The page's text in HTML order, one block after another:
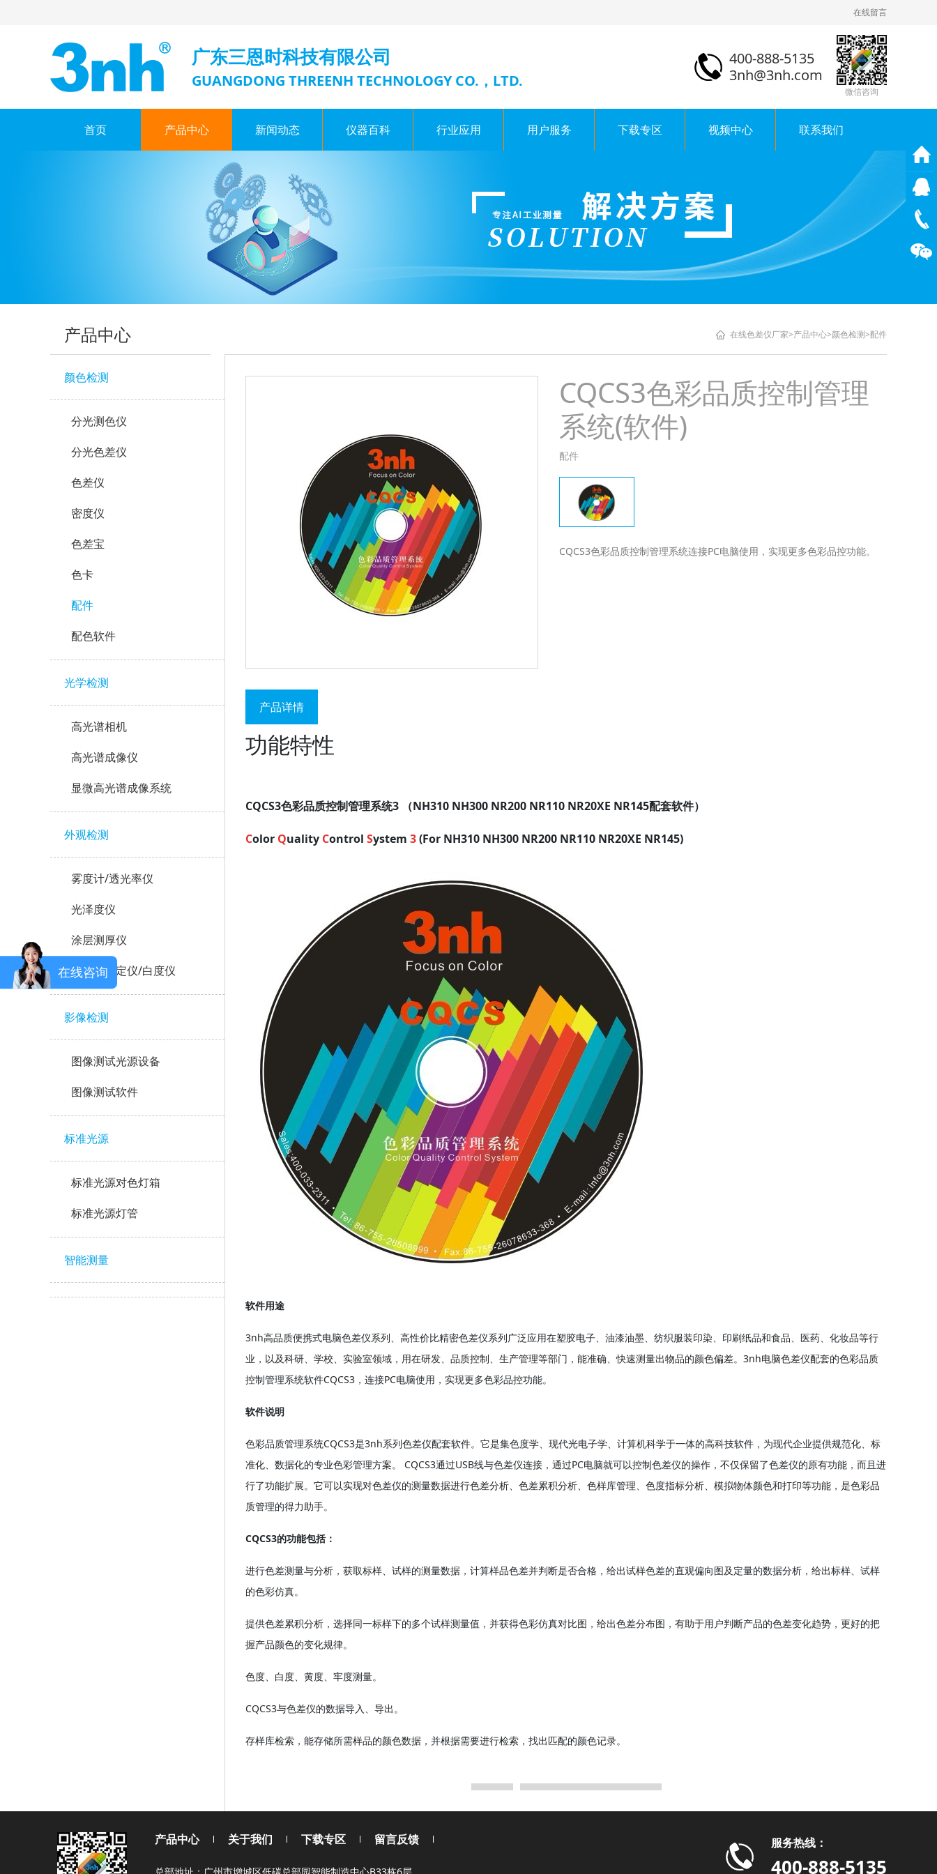
在线留言
广东三恩时科技有限公司
GUANGDONG THREENH TECHNOLOGY CO.，LTD.
微信咨询
400-888-5135
3nh@3nh.com
首页 产品中心 新闻动态 仪器百科 行业应用 用户服务 下载专区 视频中心 联系我们
产品中心
颜色检测
分光测色仪
分光色差仪
色差仪
密度仪
色差宝
色卡
配件
配色软件
光学检测
高光谱相机
高光谱成像仪
显微高光谱成像系统
外观检测
雾度计/透光率仪
光泽度仪
涂层测厚仪
反射率测定仪/白度仪
影像检测
图像测试光源设备
图像测试软件
标准光源
标准光源对色灯箱
标准光源灯管
智能测量
在线色差仪厂家>产品中心>颜色检测>配件
CQCS3色彩品质控制管理
系统(软件)
配件
CQCS3色彩品质控制管理系统连接PC电脑使用，实现更多色彩品控功能。
产品详情
功能特性
CQCS3色彩品质控制管理系统3 （NH310 NH300 NR200 NR110 NR20XE NR145配套软件）
Color Quality Control System 3(For NH310 NH300 NR200 NR110 NR20XE NR145)
软件用途
3nh高品质便携式电脑色差仪系列、高性价比精密色差仪系列广泛应用在塑胶电子、油漆油墨、纺织服装印染、印刷纸品和食品、医药、化妆品等行
业，以及科研、学校、实验室领域，用在研发、品质控制、生产管理等部门，能准确、快速测量出物品的颜色偏差。3nh电脑色差仪配套的色彩品质
控制管理系统软件CQCS3，连接PC电脑使用，实现更多色彩品控功能。
软件说明
色彩品质管理系统CQCS3是3nh系列色差仪配套软件。它是集色度学、现代光电子学、计算机科学于一体的高科技软件，为现代企业提供规范化、标
准化、数据化的专业色彩管理方案。 CQCS3通过USB线与色差仪连接，通过PC电脑就可以控制色差仪的操作，不仅保留了色差仪的原有功能，而且进
行了功能扩展。它可以实现对色差仪的测量数据进行色差分析、色差累积分析、色样库管理、色度指标分析、模拟物体颜色和打印等功能，是色彩品
质管理的得力助手。
CQCS3的功能包括：
进行色差测量与分析，获取标样、试样的测量数据，计算样品色差并判断是否合格，给出试样色差的直观偏向图及定量的数据分析，给出标样、试样
的色彩仿真。
提供色差累积分析，选择同一标样下的多个试样测量值，并获得色彩仿真对比图，给出色差分布图，有助于用户判断产品的色差变化趋势，更好的把
握产品颜色的变化规律。
色度、白度、黄度、牢度测量。
CQCS3与色差仪的数据导入、导出。
存样库检索，能存储所需样品的颜色数据，并根据需要进行检索，找出匹配的颜色记录。
产品中心 关于我们 下载专区 留言反馈 服务热线：
400-888-5135
在线咨询